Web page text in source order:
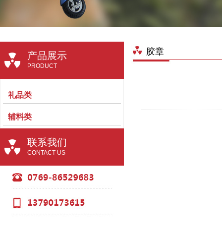
产品展示
PRODUCT
礼品类
辅料类
联系我们
CONTACT US
胶章